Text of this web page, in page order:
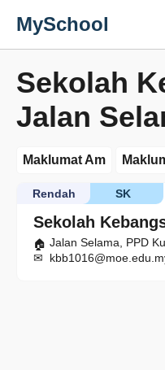
MySchool
Sekolah
Jalan
Maklumat Am
Sekolah
SK
Rendah
Jalan Selama, PPD